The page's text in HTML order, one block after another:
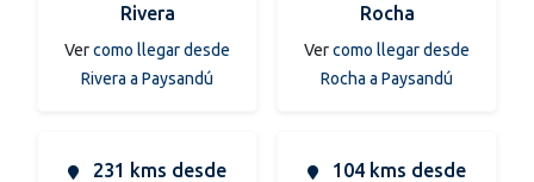
Rivera
Vercomo llegar desde
Rivera a Paysandú
Rocha
Vercomo llegar desde
Rocha a Paysandú
231 kms desde
104 kms desde